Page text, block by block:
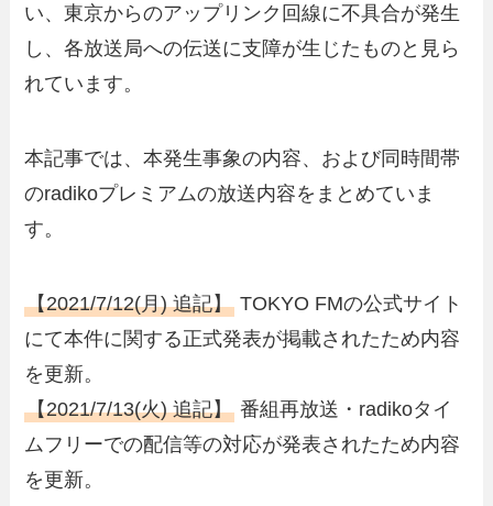
い、東京からのアップリンク回線に不具合が発生
し、各放送局への伝送に支障が生じたものと見ら
れています。
本記事では、本発生事象の内容、および同時間帯
のradikoプレミアムの放送内容をまとめていま
す。
【2021/7/12(月) 追記】 TOKYO FMの公式サイト
にて本件に関する正式発表が掲載されたため内容
を更新。
【2021/7/13(火) 追記】 番組再放送・radikoタイ
ムフリーでの配信等の対応が発表されたため内容
を更新。